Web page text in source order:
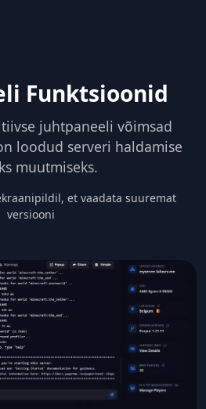
Funktsioonid
juhtpaneeli võimsad
loodud serveri haldamise
muutmiseks.
et vaadata suuremat
versiooni